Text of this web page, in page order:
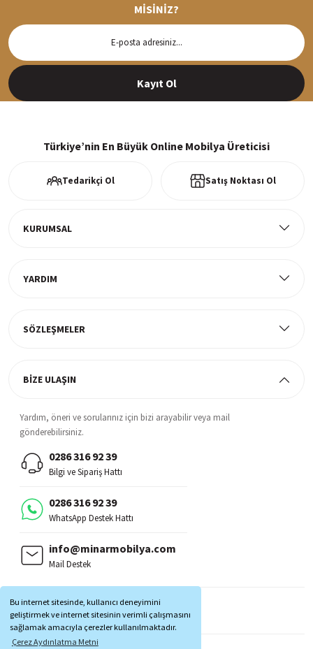
Bu internet sitesinde, kullanıcı deneyimini
geliştirmek ve internet sitesinin verimli çalışmasını
sağlamak amacıyla çerezler kullanılmaktadır.
Çerez Aydınlatma Metni
Siparişleriniz en kısa sürede hazırlanarak kargoya verilir
MİSİNİZ?
Kayıt Ol
Türkiye’nin En Büyük Online Mobilya Üreticisi
Tedarikçi Ol Satış Noktası Ol
KURUMSAL
YARDIM
SÖZLEŞMELER
BİZE ULAŞIN
Yardım, öneri ve sorularınız için bizi arayabilir veya mail
gönderebilirsiniz.
0286 316 92 39
Bilgi ve Sipariş Hattı
0286 316 92 39
WhatsApp Destek Hattı
info@minarmobilya.com
Mail Destek
MOBİL UYGULAMALAR: